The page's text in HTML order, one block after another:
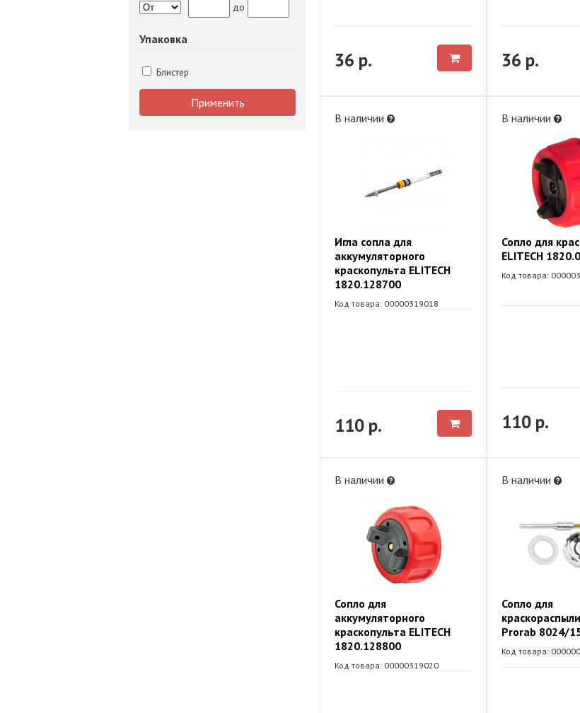
до
Упаковка
Блистер
Применить
36 р. 36 р.
В наличии
Игла сопла для
аккумуляторного
краскопульта ELITECH
1820.128700
Код товара: 00000319018
110 р.
В наличии
Сопло для
ELITECH
Код товара:
110 р.
В наличии
Сопло для
аккумуляторного
краскопульта ELITECH
1820.128800
Код товара: 00000319020
В наличии
Сопло для
Prorab 8024/
Код товара: